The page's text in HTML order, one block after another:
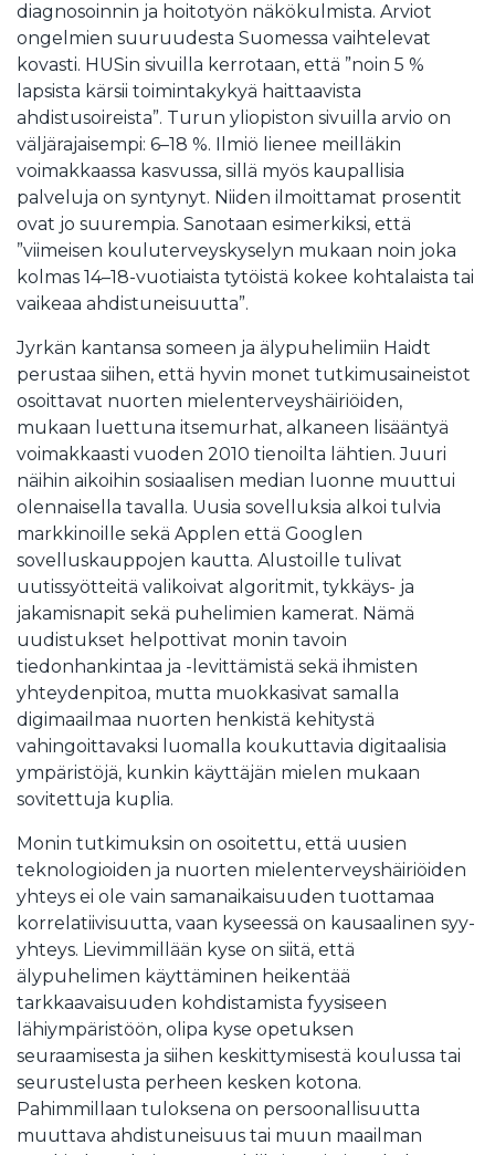
diagnosoinnin ja hoitotyön näkökulmista. Arviot
ongelmien suuruudesta Suomessa vaihtelevat
kovasti. HUSin sivuilla kerrotaan, että ”noin 5 %
lapsista kärsii toimintakykyä haittaavista
ahdistusoireista”. Turun yliopiston sivuilla arvio on
väljärajaisempi: 6–18 %. Ilmiö lienee meilläkin
voimakkaassa kasvussa, sillä myös kaupallisia
palveluja on syntynyt. Niiden ilmoittamat prosentit
ovat jo suurempia. Sanotaan esimerkiksi, että
”viimeisen kouluterveyskyselyn mukaan noin joka
kolmas 14–18-vuotiaista tytöistä kokee kohtalaista tai
vaikeaa ahdistuneisuutta”.
Jyrkän kantansa someen ja älypuhelimiin Haidt
perustaa siihen, että hyvin monet tutkimusaineistot
osoittavat nuorten mielenterveyshäiriöiden,
mukaan luettuna itsemurhat, alkaneen lisääntyä
voimakkaasti vuoden 2010 tienoilta lähtien. Juuri
näihin aikoihin sosiaalisen median luonne muuttui
olennaisella tavalla. Uusia sovelluksia alkoi tulvia
markkinoille sekä Applen että Googlen
sovelluskauppojen kautta. Alustoille tulivat
uutissyötteitä valikoivat algoritmit, tykkäys- ja
jakamisnapit sekä puhelimien kamerat. Nämä
uudistukset helpottivat monin tavoin
tiedonhankintaa ja -levittämistä sekä ihmisten
yhteydenpitoa, mutta muokkasivat samalla
digimaailmaa nuorten henkistä kehitystä
vahingoittavaksi luomalla koukuttavia digitaalisia
ympäristöjä, kunkin käyttäjän mielen mukaan
sovitettuja kuplia.
Monin tutkimuksin on osoitettu, että uusien
teknologioiden ja nuorten mielenterveyshäiriöiden
yhteys ei ole vain samanaikaisuuden tuottamaa
korrelatiivisuutta, vaan kyseessä on kausaalinen syy-
yhteys. Lievimmillään kyse on siitä, että
älypuhelimen käyttäminen heikentää
tarkkaavaisuuden kohdistamista fyysiseen
lähiympäristöön, olipa kyse opetuksen
seuraamisesta ja siihen keskittymisestä koulussa tai
seurustelusta perheen kesken kotona.
Pahimmillaan tuloksena on persoonallisuutta
muuttava ahdistuneisuus tai muun maailman